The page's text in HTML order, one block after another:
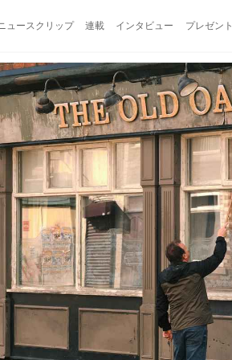
ュースクリップ 連載 インタビュー プレゼント